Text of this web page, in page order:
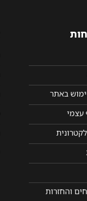
באתר
עצמי
והחזרות